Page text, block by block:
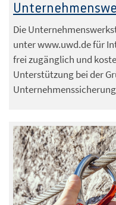
Die
unter www.uwd.de für
frei zugänglich und
Unterstützung bei der